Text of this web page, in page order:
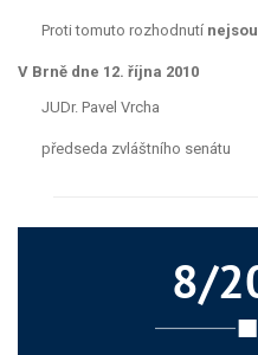
Proti tomuto rozhodnutí nejsou
V Brně dne 12. října 2010
JUDr. Pavel Vrcha
předseda zvláštního senátu